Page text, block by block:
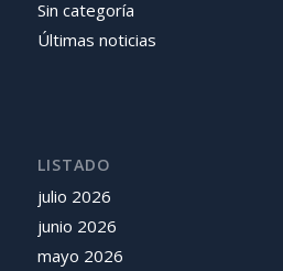
Sin categoría
Últimas noticias
LISTADO
julio 2026
junio 2026
mayo 2026